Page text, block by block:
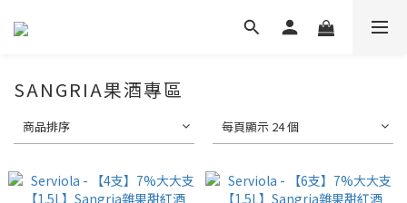
SANGRIA果酒專區
商品排序 每頁顯示 24 個